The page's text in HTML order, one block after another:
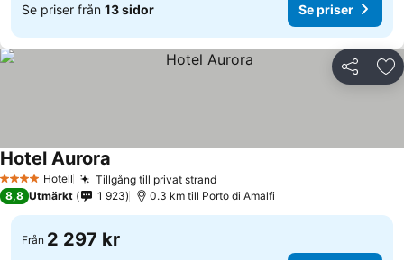
Se priser från 13 sidor Se priser
Dela
4 StjärnorHotell Tillgång till privat strand
Hotel Aurora
8,8 Utmärkt 1 923 0.3 km till Porto di Amalfi
Från 2 297 kr